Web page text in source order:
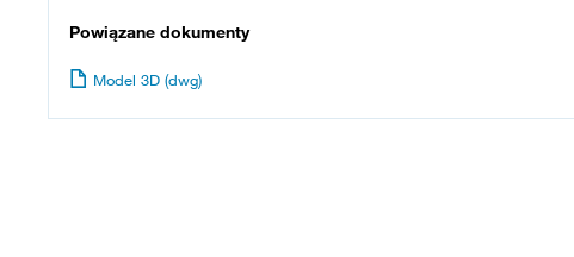
Powiązane dokumenty
Model 3D (dwg)